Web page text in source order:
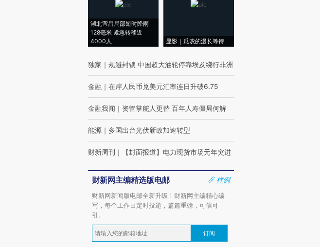
湖北宜昌局部短时降雨
128毫米 紧急转移近
4000人
显影｜瓜农的漫长等待
独家 ｜ 规避封锁 中国超大油轮停靠埃及绕行非洲
金融 ｜ 在岸人民币兑美元汇率连日升破6.75
金融我闻 ｜ 资管掌舵人更替 百年人寿僵局何解
能源 ｜ 多国出台光伏新政加速转型
财新周刊 ｜ 【封面报道】电力现货市场元年突进
财新网主编精选版电邮
样例
财新网新闻版电邮全新升级！财新网主编精心编
写，每个工作日定时投递，篇篇重磅，可信可
引。
订阅